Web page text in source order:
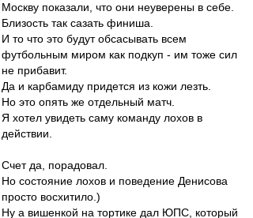
Москву показали, что они неуверены в себе.
Близость так сазать финиша.
И то что это будут обсасывать всем
футбольным миром как подкуп - им тоже сил
не прибавит.
Да и карбамиду придется из кожи лезть.
Но это опять же отдельный матч.
Я хотел увидеть саму команду лохов в
действии.
Счет да, порадовал.
Но состояние лохов и поведение Денисова
просто восхитило.)
Ну а вишенкой на тортике дал ЮПС, который